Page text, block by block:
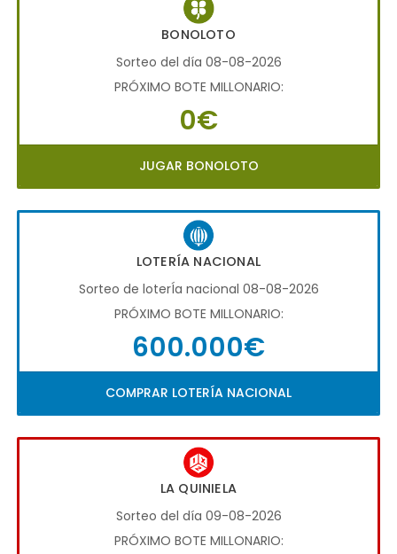
BONOLOTO
Sorteo del día 08-08-2026
PRÓXIMO BOTE MILLONARIO:
0€
JUGAR BONOLOTO
LOTERÍA NACIONAL
Sorteo de loterÍa nacional 08-08-2026
PRÓXIMO BOTE MILLONARIO:
600.000€
COMPRAR LOTERÍA NACIONAL
LA QUINIELA
Sorteo del día 09-08-2026
PRÓXIMO BOTE MILLONARIO: